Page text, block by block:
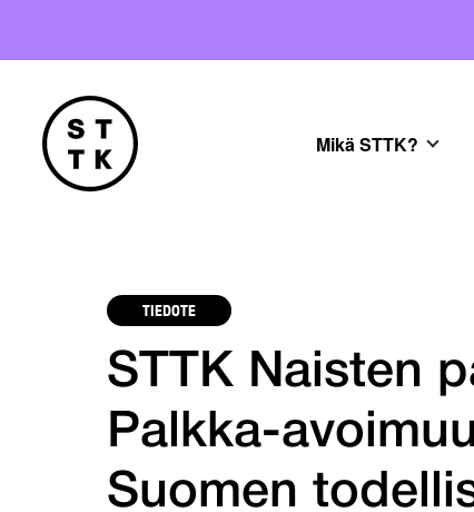
Mikä STTK?
TIEDOTE
STTK Naisten
Palkka-
Suomen